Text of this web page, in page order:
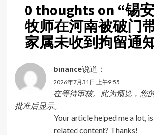
0 thoughts on “锡
牧师在河南被破门
家属未收到拘留通
binance说道：
2026年7月31日 上午9:55
在等待审核。此为预览，您
批准后显示。
Your article helped me a lot,
related content? Thanks!